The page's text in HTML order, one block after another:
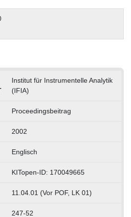
Institut für Instrumentelle Analytik
(IFIA)
Proceedingsbeitrag
2002
Englisch
KITopen-ID: 170049665
11.04.01 (Vor POF, LK 01)
247-52